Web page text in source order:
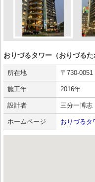
おりづるタワー（おりづるた
所在地 〒730-
施工年 2016年
設計者 三分一博志
ホームページ おりづるタ